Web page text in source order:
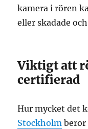
kamera i rören
eller skadade
Viktigt att
certifierad
Hur mycket det
Stockholm beror